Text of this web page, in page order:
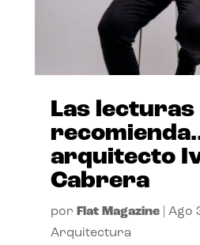
Las lecturas
arquitecto
Cabrera
por Flat Magazine| Ago
Arquitectura